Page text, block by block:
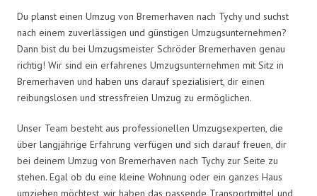
Du planst einen Umzug von Bremerhaven nach Tychy und suchst
nach einem zuverlässigen und günstigen Umzugsunternehmen?
Dann bist du bei Umzugsmeister Schröder Bremerhaven genau
richtig! Wir sind ein erfahrenes Umzugsunternehmen mit Sitz in
Bremerhaven und haben uns darauf spezialisiert, dir einen
reibungslosen und stressfreien Umzug zu ermöglichen.
Unser Team besteht aus professionellen Umzugsexperten, die
über langjährige Erfahrung verfügen und sich darauf freuen, dir
bei deinem Umzug von Bremerhaven nach Tychy zur Seite zu
stehen. Egal ob du eine kleine Wohnung oder ein ganzes Haus
umziehen möchtest, wir haben das passende Transportmittel und